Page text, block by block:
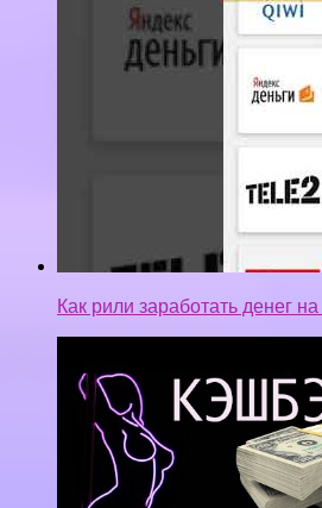
Как рили заработать денег